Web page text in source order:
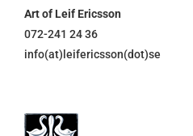
Art of Leif Ericsson
072-241 24 36
info(at)leifericsson(dot)se